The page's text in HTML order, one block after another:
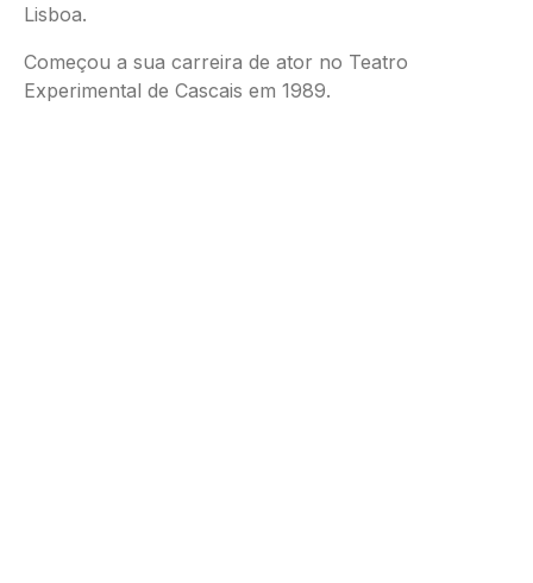
Lisboa.
Começou a sua carreira de ator no Teatro
Experimental de Cascais em 1989.